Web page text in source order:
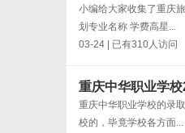
小编给大家收集了重庆
划专业名称 学费高星...
03-24 | 已有310人访问
重庆中华职业学
重庆中华职业学校的录
校的，毕竟学校各方面...